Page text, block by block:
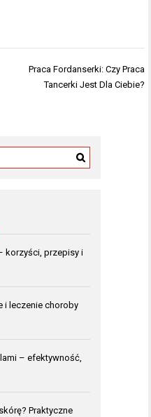
Praca Fordanserki: Czy Praca
Tancerki Jest Dla Ciebie?
korzyści, przepisy i
i leczenie choroby
– efektywność,
Praktyczne